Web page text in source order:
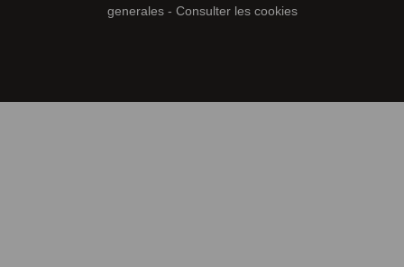
generales- Consulter les cookies